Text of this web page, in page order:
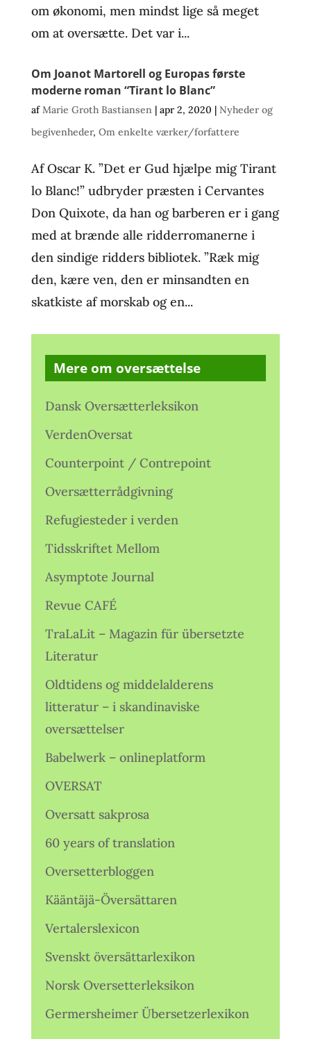
om økonomi, men mindst lige så meget
om at oversætte. Det var i...
Om Joanot Martorell og Europas første
moderne roman “Tirant lo Blanc”
afMarie Groth Bastiansen| apr 2, 2020 | Nyheder og
begivenheder, Om enkelte værker/forfattere
Af Oscar K. ”Det er Gud hjælpe mig Tirant
lo Blanc!” udbryder præsten i Cervantes
Don Quixote, da han og barberen er i gang
med at brænde alle ridderromanerne i
den sindige ridders bibliotek. ”Ræk mig
den, kære ven, den er minsandten en
skatkiste af morskab og en...
Mere om oversættelse
Dansk Oversætterleksikon
VerdenOversat
Counterpoint / Contrepoint
Oversætterrådgivning
Refugiesteder i verden
Tidsskriftet Mellom
Asymptote Journal
Revue CAFÉ
TraLaLit – Magazin für übersetzte
Literatur
Oldtidens og middelalderens
litteratur – i skandinaviske
oversættelser
Babelwerk – onlineplatform
OVERSAT
Oversatt sakprosa
60 years of translation
Oversetterbloggen
Kääntäjä-Översättaren
Vertalerslexicon
Svenskt översättarlexikon
Norsk Oversetterleksikon
Germersheimer Übersetzerlexikon